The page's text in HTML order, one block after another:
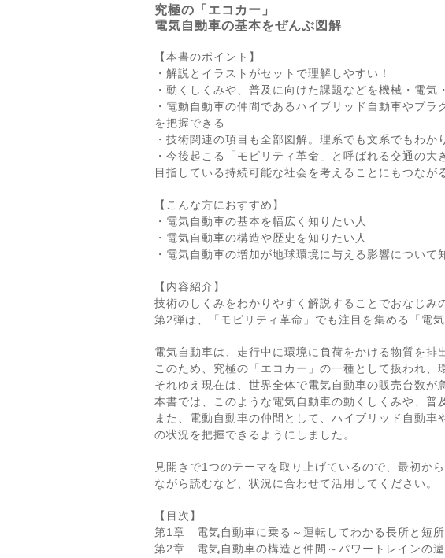
究極の「エコカー」
電気自動車の基本をぜんぶ図解
【本書のポイント】
・解説とイラストがセットで理解しやすい！
・動くしくみや、普及に向けた課題などを機械・電気
・電動自動車の仲間であるハイブリッド自動車やプ
を把握できる
・技術関連の項目も全部図解。理系でも文系でもわか
・今後起こる「モビリティ革命」と呼ばれる交通の
目指している持続可能な社会を考えることにもつなが
【こんな方におすすめ】
・電気自動車の基本を幅広く知りたい人
・電気自動車の構造や歴史を知りたい人
・電気自動車の増加が地球環境に与える影響について
【内容紹介】
技術のしくみをわかりやすく解説することでおなじみ
第2弾は、「モビリティ革命」でも注目を集める「電
電気自動車は、走行中に環境に負荷をかける物質を排
このため、究極の「エコカー」の一種として扱われ、
それゆえ現在は、世界全体で電気自動車の販売台数が
本書では、このような電気自動車の動くしくみや、普
また、電動自動車の仲間として、ハイブリッド自動
の状況を把握できるようにしました。
見開きで1つのテーマを取り上げているので、最初か
ながら読むなど、状況に合わせて活用してください。
【目次】
第1章 電気自動車に乗る～運転してわかる長所と短所
第2章 電気自動車の構造と仲間～パワートレインの違